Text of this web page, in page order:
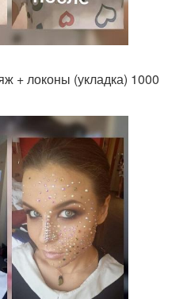
+ локоны (укладка) 1000